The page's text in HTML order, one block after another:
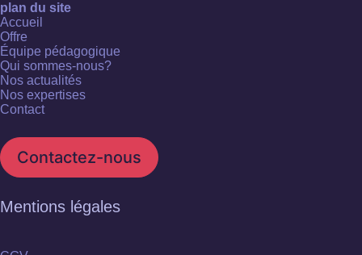
plan du site
Accueil
Offre
Équipe pédagogique
Qui sommes-nous?
Nos actualités
Nos expertises
Contact
Contactez-nous
Mentions légales